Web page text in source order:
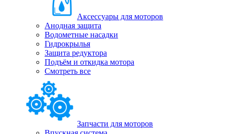
Аксессуары для моторов
Анодная защита
Водометные насадки
Гидрокрылья
Защита редуктора
Подъём и откидка мотора
Смотреть все
Запчасти для моторов